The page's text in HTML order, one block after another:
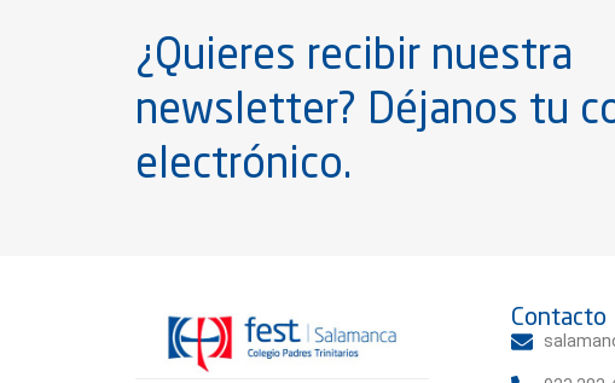
¿Quieres recibir nuestra
newsletter? Déjanos tu
electrónico.
Contacto